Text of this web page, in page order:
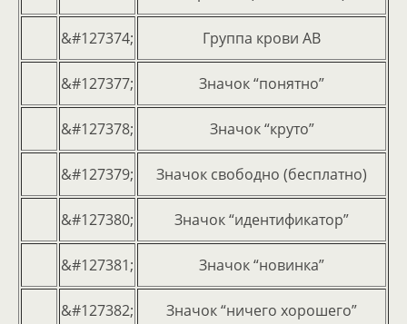
&#127374; Группа крови АВ
&#127377; Значок “понятно”
&#127378; Значок “круто”
&#127379; Значок свободно (бесплатно)
&#127380; Значок “идентификатор”
&#127381; Значок “новинка”
&#127382; Значок “ничего хорошего”